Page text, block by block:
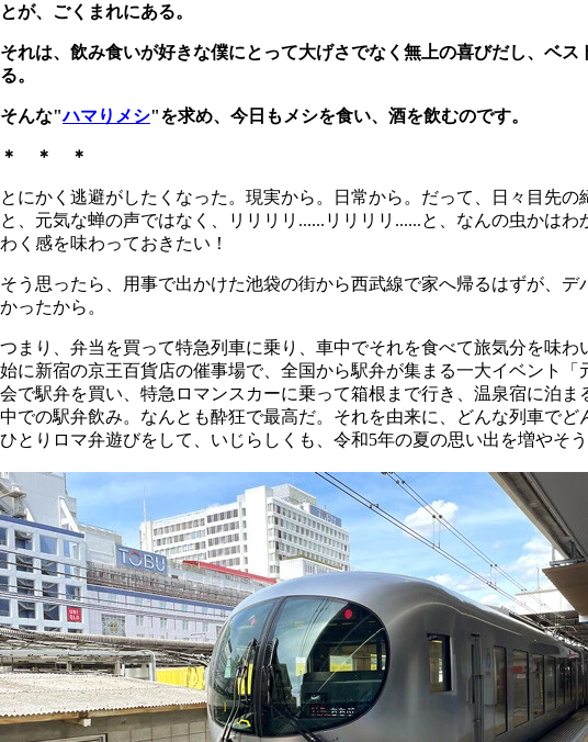
とが、ごくまれにある。
それは、飲み食いが好きな僕にとって大げさでなく無上の喜びだし、ベ
る。
そんな"ハマりメシ"を求め、今日もメシを食い、酒を飲むのです。
＊ ＊ ＊
とにかく逃避がしたくなった。現実から。日常から。だって、日々目先
と、元気な蝉の声ではなく、リリリリ......リリリリ......と、なんの虫かは
わく感を味わっておきたい！
そう思ったら、用事で出かけた池袋の街から西武線で家へ帰るはずが、
かったから。
つまり、弁当を買って特急列車に乗り、車中でそれを食べて旅気分を味
始に新宿の京王百貨店の催事場で、全国から駅弁が集まる一大イベント
会で駅弁を買い、特急ロマンスカーに乗って箱根まで行き、温泉宿に泊
中での駅弁飲み。なんとも酔狂で最高だ。それを由来に、どんな列車で
ひとりロマ弁遊びをして、いじらしくも、令和5年の夏の思い出を増やそ